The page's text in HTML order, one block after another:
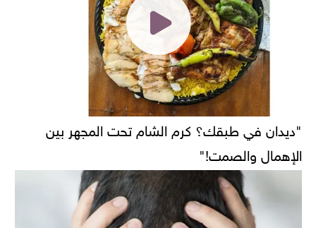
"ديدان في طبقك؟ كرم الشام تحت المجهر بين
الإهمال والصمت!"